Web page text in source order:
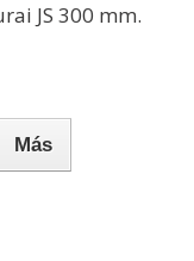
JS 300 mm.
Más